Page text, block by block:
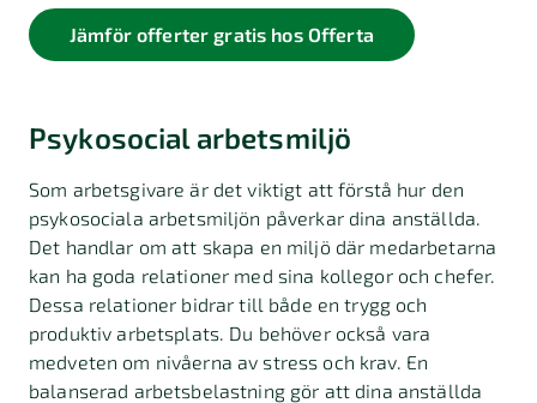
Jämför offerter gratis hos Offerta
Psykosocial arbetsmiljö
Som arbetsgivare är det viktigt att förstå hur den
psykosociala arbetsmiljön påverkar dina anställda.
Det handlar om att skapa en miljö där medarbetarna
kan ha goda relationer med sina kollegor och chefer.
Dessa relationer bidrar till både en trygg och
produktiv arbetsplats. Du behöver också vara
medveten om nivåerna av stress och krav. En
balanserad arbetsbelastning gör att dina anställda